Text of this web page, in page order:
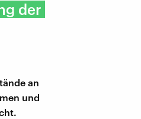
der
an
und